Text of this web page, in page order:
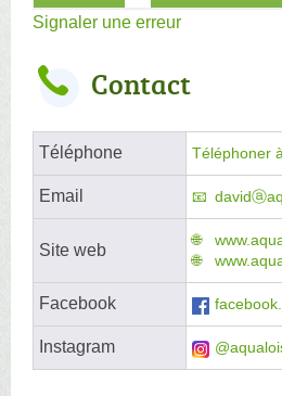
Signaler une erreur
Contact
Téléphone Téléphoner
Email
Site web
Facebook
Instagram